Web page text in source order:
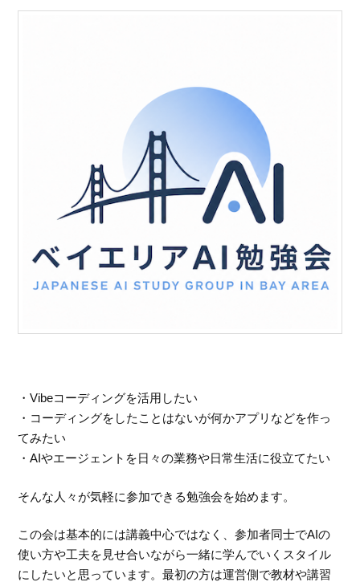
・Vibeコーディングを活用したい
・コーディングをしたことはないが何かアプリなどを作っ
てみたい
・AIやエージェントを日々の業務や日常生活に役立てたい
そんな人々が気軽に参加できる勉強会を始めます。
この会は基本的には講義中心ではなく、参加者同士でAIの
使い方や工夫を見せ合いながら一緒に学んでいくスタイル
にしたいと思っています。最初の方は運営側で教材や講習